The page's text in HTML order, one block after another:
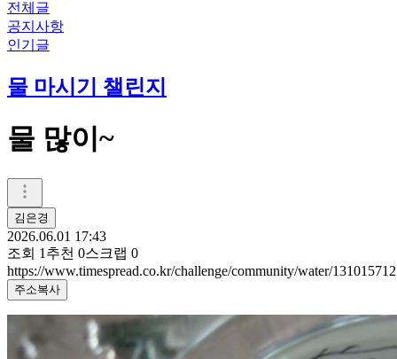
전체글
공지사항
인기글
물 마시기 챌린지
물 많이~
김은경
2026.06.01 17:43
조회 1 추천 0스크랩 0
https://www.timespread.co.kr/challenge/community/water/131015712
주소복사